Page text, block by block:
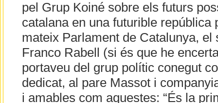
pel Grup Koiné sobre els futurs
catalana en una futurible república
mateix Parlament de Catalunya, el
Franco Rabell (si és que he
portaveu del grup polític conegut
dedicat, al pare Massot i
i amables com aquestes: “És la